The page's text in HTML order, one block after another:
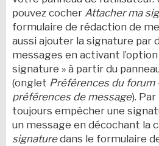
pouvez cocher Attacher ma
formulaire de rédaction de
aussi ajouter la signature par
messages en activant
signature » à partir du
(onglet Préférences du forum
préférences de message).
toujours empêcher une
un message en décochant la
signaturedans le formulaire